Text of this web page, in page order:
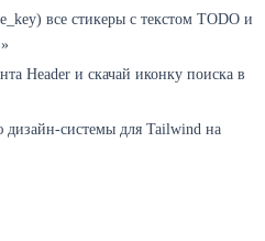
все стикеры с текстом TODO и
Header и скачай иконку поиска в
системы для Tailwind на